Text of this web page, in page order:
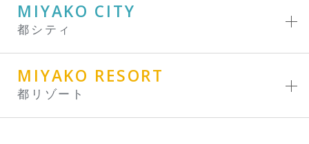
MIYAKO CITY
都シティ
MIYAKO RESORT
都リゾート